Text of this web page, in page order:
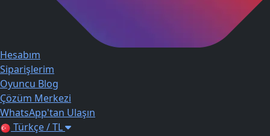
Hesabım
Siparişlerim
Oyuncu Blog
Çözüm Merkezi
WhatsApp'tan Ulaşın
Türkçe / TL